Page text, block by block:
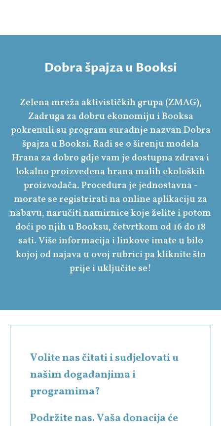
Dobra špajza u Booksi
Zelena mreža aktivističkih grupa (ZMAG),
Zadruga za dobru ekonomiju i Booksa
pokrenuli su program suradnje nazvan Dobra
špajza u Booksi. Radi se o širenju modela
Hrana za dobro gdje vam je dostupna zdrava i
lokalno proizvedena hrana malih ekoloških
proizvođača. Procedura je jednostavna -
morate se registrirati na online aplikaciju za
nabavu, naručiti namirnice koje želite i potom
doći po njih u Booksu, četvrtkom od 16 do 18
sati. Više informacija i linkove imate u bilo
kojoj od najava u ovoj rubrici pa kliknite što
prije i uključite se!
Volite nas čitati i sudjelovati u
našim događanjima i
programima?
Podržite nas. Vaša donacija će